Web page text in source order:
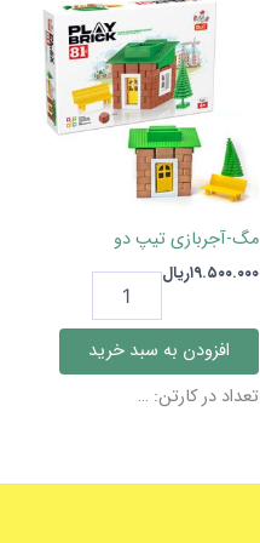
مگ-آجربازی تیپ دو
۱۹.۵۰۰.۰۰۰ریال
آجربازی
تیپ
دو
عدد
افزودن به سبد خرید
تعداد در کارتن: …